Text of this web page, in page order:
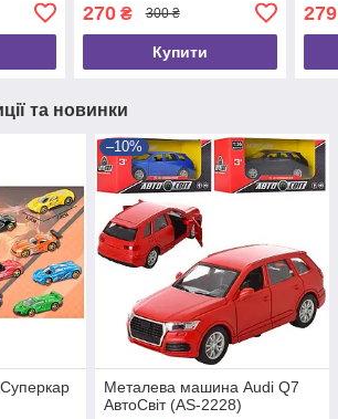
270₴ 300 ₴
Купити
279
та новинки
–10%
Металева машина Audi Q7
АвтоСвіт (AS-2228)